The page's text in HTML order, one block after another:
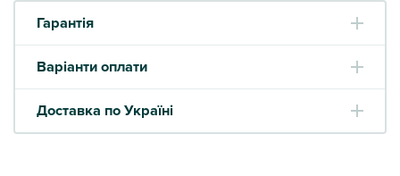
Гарантія
Варіанти оплати
Доставка по Україні